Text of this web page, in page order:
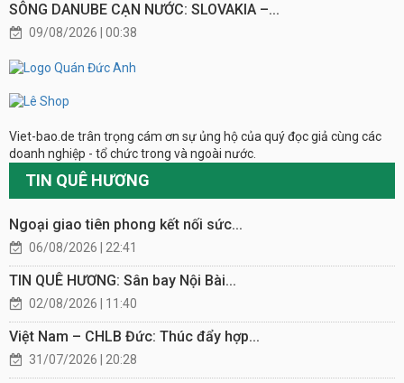
SÔNG DANUBE CẠN NƯỚC: SLOVAKIA –...
09/08/2026 | 00:38
Viet-bao.de trân trọng cám ơn sự ủng hộ của quý đọc giả cùng các
doanh nghiệp - tổ chức trong và ngoài nước.
TIN QUÊ HƯƠNG
Ngoại giao tiên phong kết nối sức...
06/08/2026 | 22:41
TIN QUÊ HƯƠNG: Sân bay Nội Bài...
02/08/2026 | 11:40
Việt Nam – CHLB Đức: Thúc đẩy hợp...
31/07/2026 | 20:28